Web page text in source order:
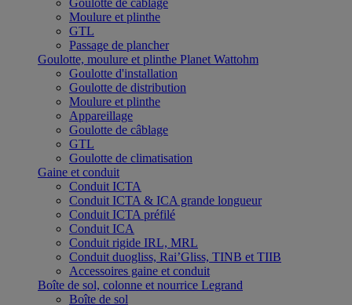
Goulotte de câblage
Moulure et plinthe
GTL
Passage de plancher
Goulotte, moulure et plinthe Planet Wattohm
Goulotte d'installation
Goulotte de distribution
Moulure et plinthe
Appareillage
Goulotte de câblage
GTL
Goulotte de climatisation
Gaine et conduit
Conduit ICTA
Conduit ICTA & ICA grande longueur
Conduit ICTA préfilé
Conduit ICA
Conduit rigide IRL, MRL
Conduit duogliss, Rai’Gliss, TINB et TIIB
Accessoires gaine et conduit
Boîte de sol, colonne et nourrice Legrand
Boîte de sol